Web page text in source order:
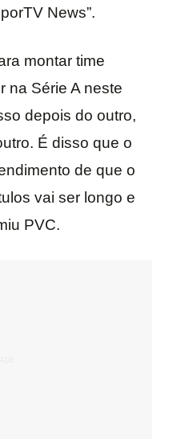
News”.
montar time
na Série A neste
depois do outro,
É disso que o
de que o
vai ser longo e
PVC.